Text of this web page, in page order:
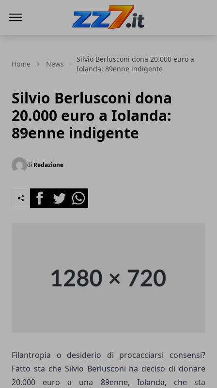
Home News
Silvio Berlusconi dona 20.000 euro a
Iolanda: 89enne indigente
Silvio Berlusconi dona
20.000 euro a Iolanda:
89enne indigente
di Redazione
FacebookTwitterWhatsapp
Filantropia o desiderio di procacciarsi consensi?
Fatto sta che Silvio Berlusconi ha deciso di donare
20.000 euro a una 89enne, Iolanda, che sta